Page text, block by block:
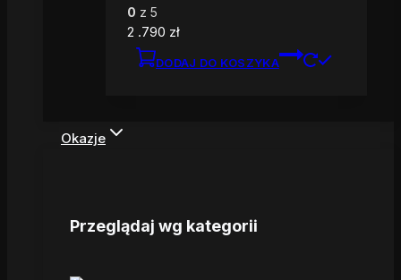
0 z 5
2 .790 zł
DODAJ DO KOSZYKA
Okazje
Przeglądaj wg kategorii